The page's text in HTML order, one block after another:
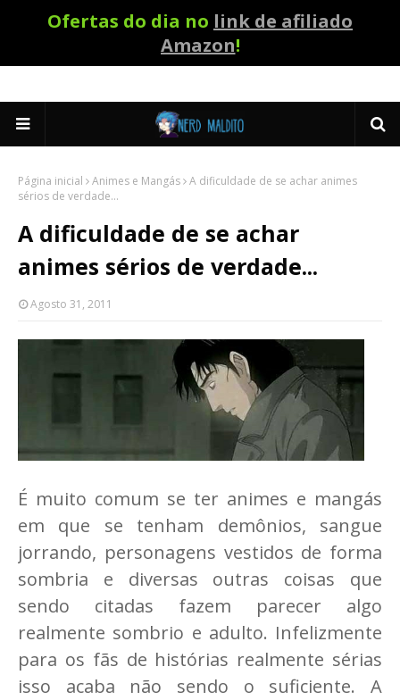
Ofertas do dia no link de afiliado
Amazon!
Página inicial Animes e Mangás A dificuldade de se achar animes
sérios de verdade...
A dificuldade de se achar
animes sérios de verdade...
Agosto 31, 2011
É muito comum se ter animes e mangás
em que se tenham demônios, sangue
jorrando, personagens vestidos de forma
sombria e diversas outras coisas que
sendo citadas fazem parecer algo
realmente sombrio e adulto. Infelizmente
para os fãs de histórias realmente sérias
isso acaba não sendo o suficiente. A